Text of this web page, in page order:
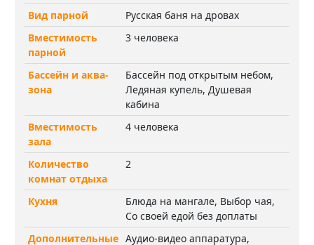
Вид парной
Русская баня на дровах
Вместимость
парной
3 человека
Бассейн и аква-
зона
Бассейн под открытым небом,
Ледяная купель, Душевая
кабина
Вместимость
зала
4 человека
Количество
комнат отдыха
2
Кухня
Блюда на мангале, Выбор чая,
Со своей едой без доплаты
Дополнительные Аудио-видео аппаратура,